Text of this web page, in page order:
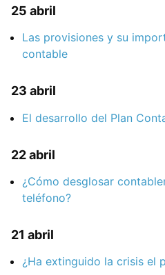
25 abril
Las provisiones y su
contable
23 abril
El desarrollo del Plan
22 abril
¿Cómo desglosar
teléfono?
21 abril
¿Ha extinguido la crisis el